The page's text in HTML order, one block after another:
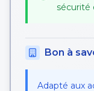
sécurité
Bon à
Adapté aux